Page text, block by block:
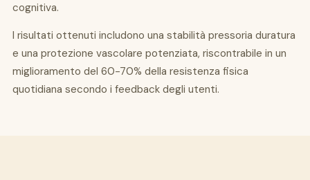
cognitiva.
I risultati ottenuti includono una stabilità pressoria duratura
e una protezione vascolare potenziata, riscontrabile in un
miglioramento del 60-70% della resistenza fisica
quotidiana secondo i feedback degli utenti.